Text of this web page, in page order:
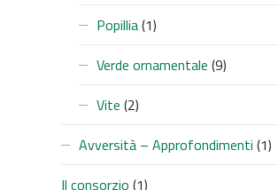
Popillia(1)
Verde ornamentale (9)
Vite (2)
Avversità – Approfondimenti (1)
Il consorzio (1)